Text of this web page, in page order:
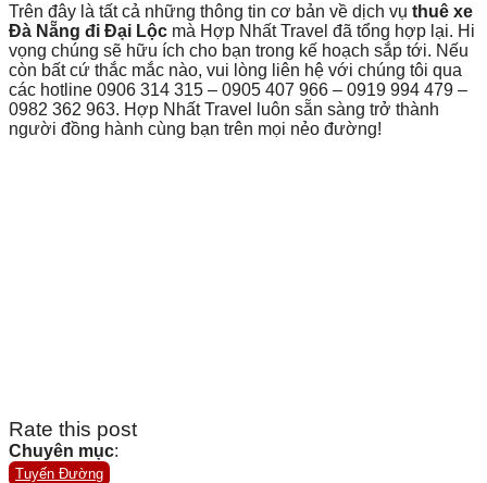
Trên đây là tất cả những thông tin cơ bản về dịch vụ thuê xe
Đà Nẵng đi Đại Lộc mà Hợp Nhất Travel đã tổng hợp lại. Hi
vọng chúng sẽ hữu ích cho bạn trong kế hoạch sắp tới. Nếu
còn bất cứ thắc mắc nào, vui lòng liên hệ với chúng tôi qua
các hotline 0906 314 315 – 0905 407 966 – 0919 994 479 –
0982 362 963. Hợp Nhất Travel luôn sẵn sàng trở thành
người đồng hành cùng bạn trên mọi nẻo đường!
Rate this post
Chuyên mục:
Tuyến Đường